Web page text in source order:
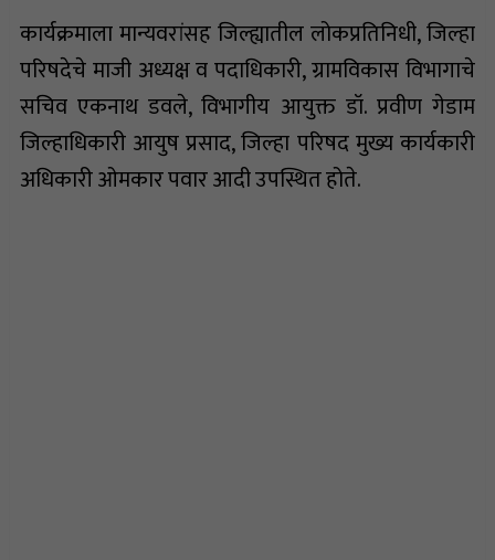
कार्यक्रमाला मान्यवरांसह जिल्ह्यातील लोकप्रतिनिधी, जिल्हा
परिषदेचे माजी अध्यक्ष व पदाधिकारी, ग्रामविकास विभागाचे
सचिव एकनाथ डवले, विभागीय आयुक्त डॉ. प्रवीण गेडाम
जिल्हाधिकारी आयुष प्रसाद, जिल्हा परिषद मुख्य कार्यकारी
अधिकारी ओमकार पवार आदी उपस्थित होते.